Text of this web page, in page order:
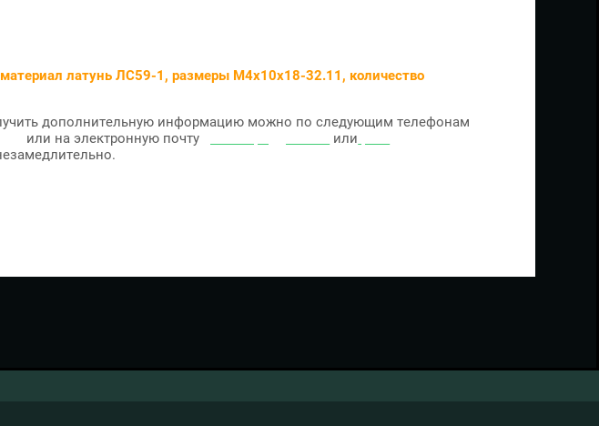
латунь ЛС59-1, размеры М4х10х18-32.11, количество
дополнительную информацию можно по следующим телефонам
или на электронную почту или